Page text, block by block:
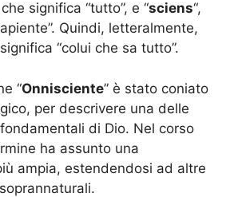
che significa “tutto”, e “sciens“,
Quindi, letteralmente,
“colui che sa tutto”.
“Onnisciente” è stato coniato
per descrivere una delle
di Dio. Nel corso
ha assunto una
ampia, estendendosi ad altre